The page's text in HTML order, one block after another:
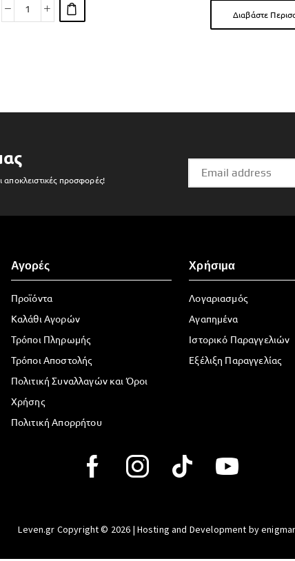
Διαβάστε
προσφορές!
Αγορές
Προϊόντα
Καλάθι Αγορών
Τρόποι Πληρωμής
Τρόποι Αποστολής
Πολιτική Συναλλαγών και Όροι
Χρήσης
Πολιτική Απορρήτου
Χρήσιμα
Λογαριασμός
Αγαπημένα
Ιστορικό Παραγγελιών
Εξέλιξη Παραγγελίας
Leven.gr Copyright © 2026 | Hosting and Development by